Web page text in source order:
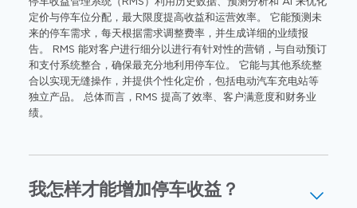
定价与停车位分配，最大限度提高收益和运营效率。 它能预测未
来的停车需求，每天根据需求调整费率，并生成详细的业绩报
告。 RMS 能对客户进行细分以进行有针对性的营销，与自动预订
和支付系统整合，确保最充分地利用停车位。 它能与其他系统整
合以实现无缝操作，并提供个性化定价，包括电动汽车充电站等
独立产品。 总体而言，RMS 提高了效率、客户满意度和财务业
绩。
我怎样才能增加停车收益？